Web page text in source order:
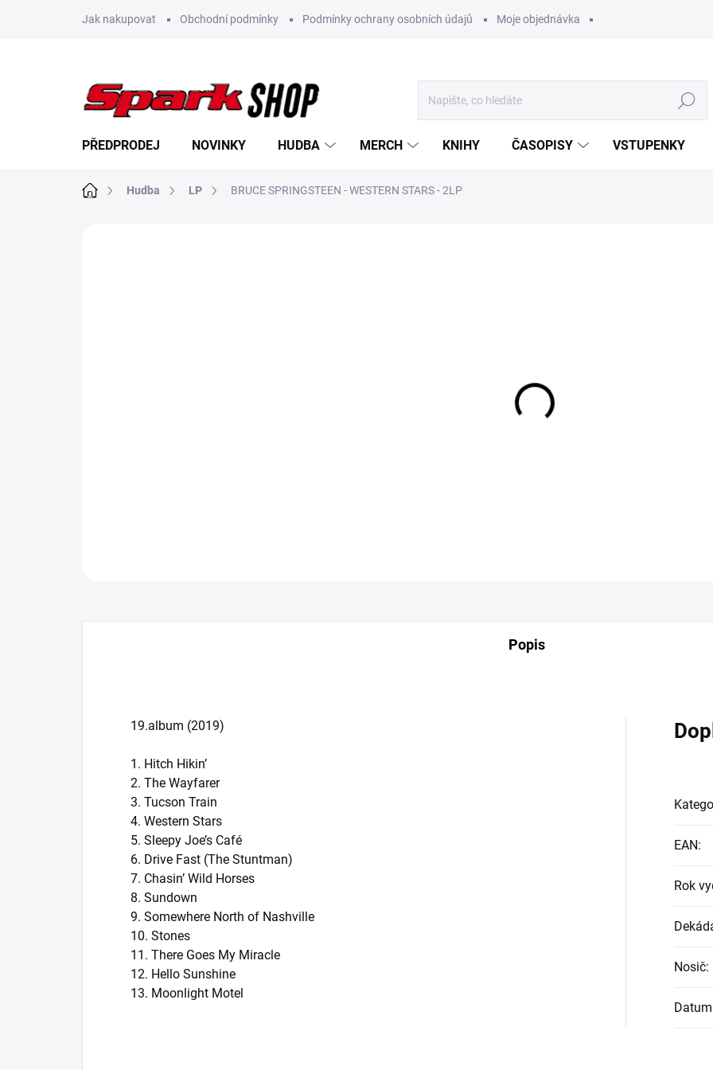
Jak nakupovat Obchodní podmínky Podmínky ochrany osobních údajů Moje objednávka
Hledat
PŘEDPRODEJ NOVINKY HUDBA MERCH KNIHY ČASOPISY VSTUPENKY
Domů Hudba LP BRUCE SPRINGSTEEN - WESTERN STARS - 2LP
Popis
19.album (2019)
1. Hitch Hikin’
2. The Wayfarer
3. Tucson Train
4. Western Stars
5. Sleepy Joe’s Café
6. Drive Fast (The Stuntman)
7. Chasin’ Wild Horses
8. Sundown
9. Somewhere North of Nashville
10. Stones
11. There Goes My Miracle
12. Hello Sunshine
13. Moonlight Motel
EAN:
Rok
Nosič: